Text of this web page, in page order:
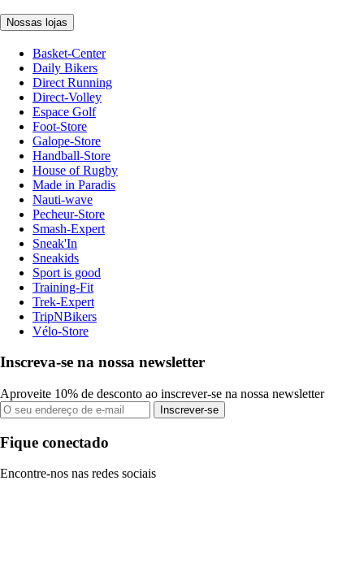
Nossas lojas
Basket-Center
Daily Bikers
Direct Running
Direct-Volley
Espace Golf
Foot-Store
Galope-Store
Handball-Store
House of Rugby
Made in Paradis
Nauti-wave
Pecheur-Store
Smash-Expert
Sneak'In
Sneakids
Sport is good
Training-Fit
Trek-Expert
TripNBikers
Vélo-Store
Inscreva-se na nossa newsletter
Aproveite 10% de desconto ao inscrever-se na nossa newsletter
Inscrever-se
Fique conectado
Encontre-nos nas redes sociais